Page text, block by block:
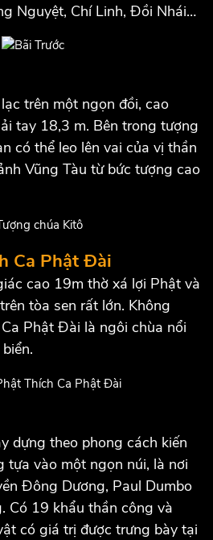
Nguyệt, Chí Linh, Đồi Nhái…
trên một ngọn đồi, cao
tay 18,3 m. Bên trong tượng
có thể leo lên vai của vị thần
Vũng Tàu từ bức tượng cao
Ca Phật Đài
cao 19m thờ xá lợi Phật và
tòa sen rất lớn. Không
Phật Đài là ngôi chùa nổi
dựng theo phong cách kiến
tựa vào một ngọn núi, là nơi
Đông Dương, Paul Dumbo
Có 19 khẩu thần công và
có giá trị được trưng bày tại